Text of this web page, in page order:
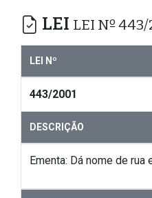
LEI LEI Nº 443/
LEI Nº
443/2001
DESCRIÇÃO
Ementa: Dá nome de